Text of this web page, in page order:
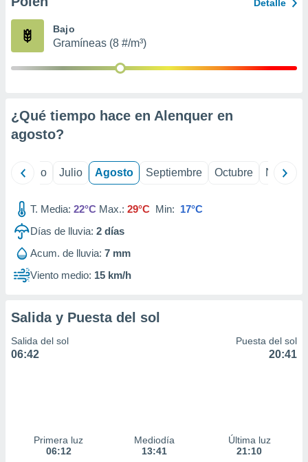
publicidad
1199
Detalle
Bajo
Gramíneas (8 #/m³)
¿Qué tiempo hace en Alenquer en
agosto?
Junio Julio Agosto Septiembre Octubre
T. Media: 22°C Max.: 29°C Min: 17°C
Días de lluvia: 2 días
Acum. de lluvia: 7 mm
Viento medio: 15 km/h
Salida y Puesta del sol
Salida del sol
06:42
Puesta del sol
20:41
Primera luz
06:12
Mediodía
13:41
Última luz
21:10